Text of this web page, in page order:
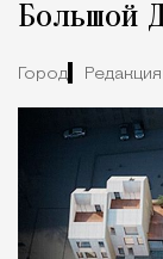
Большой
Город